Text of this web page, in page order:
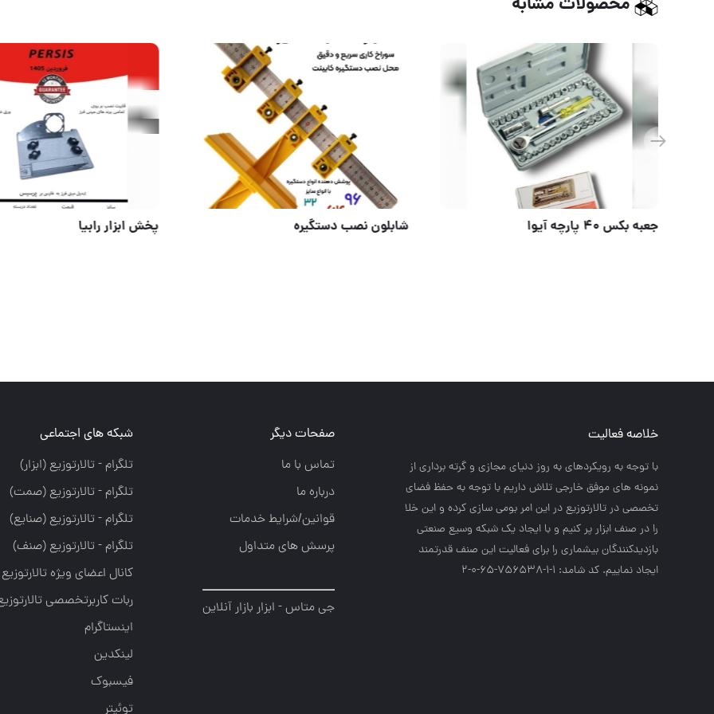
جعبه بکس 40 پارچه آیوا شابلون نصب دستگیره
خلاصه فعالیت
با توجه به رويكردهاي به روز دنياي مجازي و گرته برداري از
نمونه هاي موفق خارجي تلاش داريم با توجه به حفظ فضاي
تخصصي در تالارتوزيع در اين امر بومي سازي كرده و اين خلا
را در صنف ابزار پر كنيم و با ايجاد يك شبكه وسيع صنعتي
بازديدكنندگان بيشماري را براي فعاليت اين صنف قدرتمند
ايجاد نماييم. کد شامد: 1-1-756538-65-0-2
صفحات دیگر
تماس با ما
درباره ما
قوانین/شرایط خدمات
پرسش های متداول
جی متاس - ابزار بازار آنلاین
شبکه های اجتماعی
تلگرام - تالارتوزيع (ابزار)
تلگرام - تالارتوزيع (صمت)
تلگرام - تالارتوزيع (صنايع)
تلگرام - تالارتوزیع (صنف)
کانال اعضای ویژه تالارتوزیع
ربات کاربرتخصصی
اینستاگرام
لینکدین
فیسبوک
توئیتر